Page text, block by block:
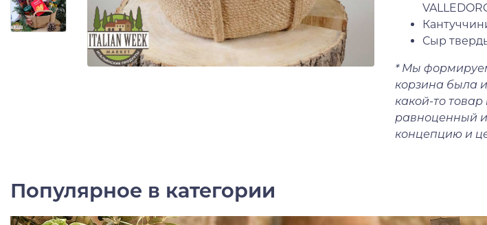
Сыр
* Мы
корзина была
какой-то
равноценный
концепцию и
Популярное в категории